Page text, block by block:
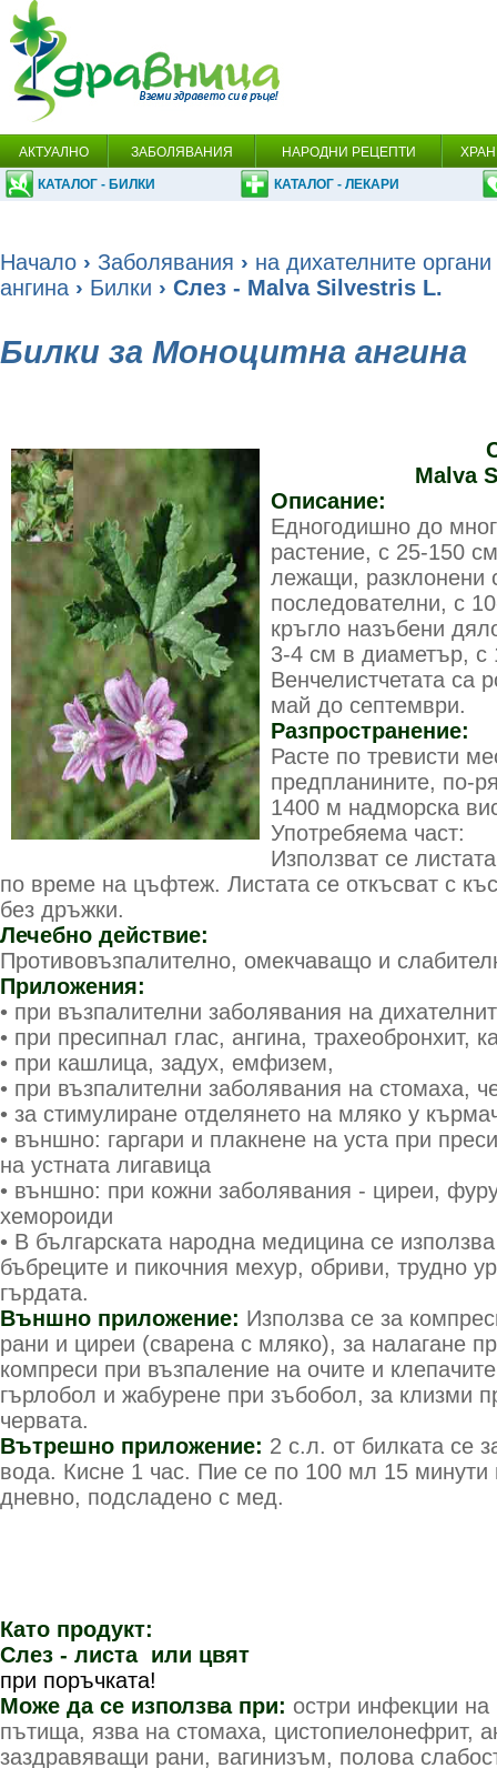
АКТУАЛНО ЗАБОЛЯВАНИЯ НАРОДНИ РЕЦЕПТИ
КАТАЛОГ - БИЛКИ КАТАЛОГ - ЛЕКАРИ
Начало › Заболявания › на дихателните
ангина › Билки › Слез - Malva Silvestris L.
Билки за Моноцитна ангина
Malva
Описание:
Едногодишно до
растение, с 25-150
лежащи, разклонени
последователни, с
кръгло назъбени
3-4 см в диаметър,
Венчелистчетата са
май до септември.
Разпространение:
Расте по тревисти
предпланините, по-
1400 м надморска
Употребяема част:
Използват се
по време на цъфтеж. Листата се откъсват с
без дръжки.
Лечебно действие:
Противовъзпалително, омекчаващо и
Приложения:
• при възпалителни заболявания на
• при пресипнал глас, ангина, трахеобронхит,
• при кашлица, задух, емфизем,
• при възпалителни заболявания на стомаха,
• за стимулиране отделянето на мляко у
• външно: гаргари и плакнене на уста при
на устната лигавица
• външно: при кожни заболявания - циреи,
хемороиди
• В българската народна медицина се
бъбреците и пикочния мехур, обриви, трудно
гърдата.
Външно приложение: Използва се за
рани и циреи (сварена с мляко), за налагане
компреси при възпаление на очите и
гърлобол и жабурене при зъбобол, за клизми
червата.
Вътрешно приложение: 2 с.л. от билката се
вода. Кисне 1 час. Пие се по 100 мл 15
дневно, подсладено с мед.
Като продукт:
Слез - листа или цвят
при поръчката!
Може да се използва при: остри инфекции на
пътища, язва на стомаха, цистопиелонефрит,
заздравяващи рани, вагинизъм, полова